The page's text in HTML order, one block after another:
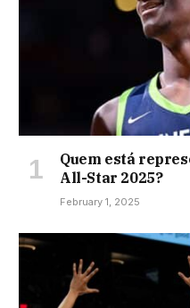
Quem está
All-Star 2025?
February 1, 2025